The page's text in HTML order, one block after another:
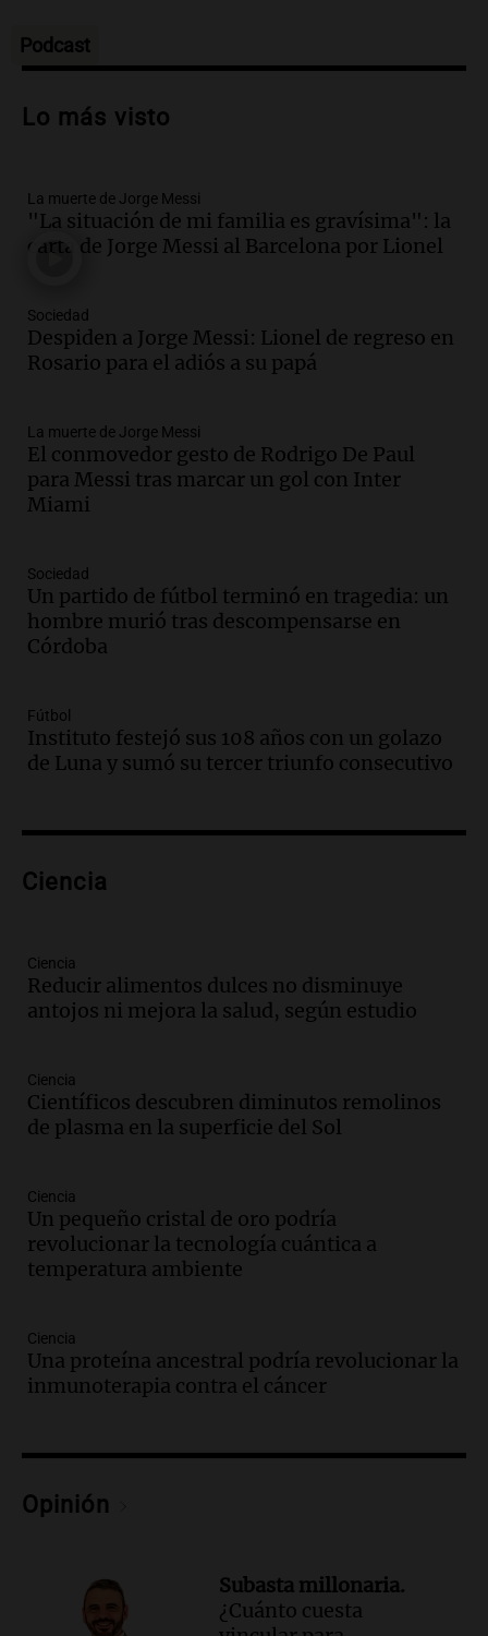
Audio.Trágico accidente en Mendoza:
vehículos desde un puente
Audio.Tragedia en Mendoza: un muerto
y cinco heridos tras caer dos autos desde
un puente
Episodios
Audio.Messi llegará esta noche a
Rosario para acompañar a su familia
Episodios
Audio.Ley de Propiedad Privada: el revés
en el Congreso expuso una debilidad
comunicacional del Gobierno
Episodios
Audio.Casabindo se prepara para una
celebración única: 30.000 turistas y el
tradicional Toreo de la Vincha
Audio.Borges, abogada de Pourrain:
"Tres hombres se lo llevaron para
hacerle preguntas y nunca regresó"
Episodios
metros del río Suquía y retiraron hasta
Episodios
Audio.La historia de la servilleta que
firmó Jorge Messi para el primer
Episodios
Audio.Joan Gaspart: "Sin Jorge, no sé si
Episodios
Audio.El orgullo y el sueño argentino de
Jorge Messi en una entrevista con Rony
Episodios
Audio.El abuelo de Agostina Vega, tras
Una mañana para todos
Audio.
Una mañana para todos
Episodios
Podcast
Lo más visto
La muerte de Jorge Messi
"La situación de mi familia es gravísima": la
carta de Jorge Messi al Barcelona por Lionel
Sociedad
Despiden a Jorge Messi: Lionel de regreso en
Rosario para el adiós a su papá
La muerte de Jorge Messi
El conmovedor gesto de Rodrigo De Paul
para Messi tras marcar un gol con Inter
Miami
Sociedad
Un partido de fútbol terminó en tragedia: un
hombre murió tras descompensarse en
Córdoba
Fútbol
Instituto festejó sus 108 años con un golazo
de Luna y sumó su tercer triunfo consecutivo
Ciencia
Ciencia
Reducir alimentos dulces no disminuye
antojos ni mejora la salud, según estudio
Ciencia
Científicos descubren diminutos remolinos
de plasma en la superficie del Sol
Ciencia
Un pequeño cristal de oro podría
revolucionar la tecnología cuántica a
temperatura ambiente
Ciencia
Una proteína ancestral podría revolucionar la
inmunoterapia contra el cáncer
Opinión
Subasta millonaria.
¿Cuánto cuesta